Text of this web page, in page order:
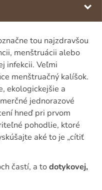
tou najzdravšou
menštruácii alebo
infekcii. Veľmi
menštruačný kalíšok.
ekologickejšie a
jednorazové
hneď pri prvom
pohodlie, ktoré
aké to je „cítiť
častí, a todotykovej,